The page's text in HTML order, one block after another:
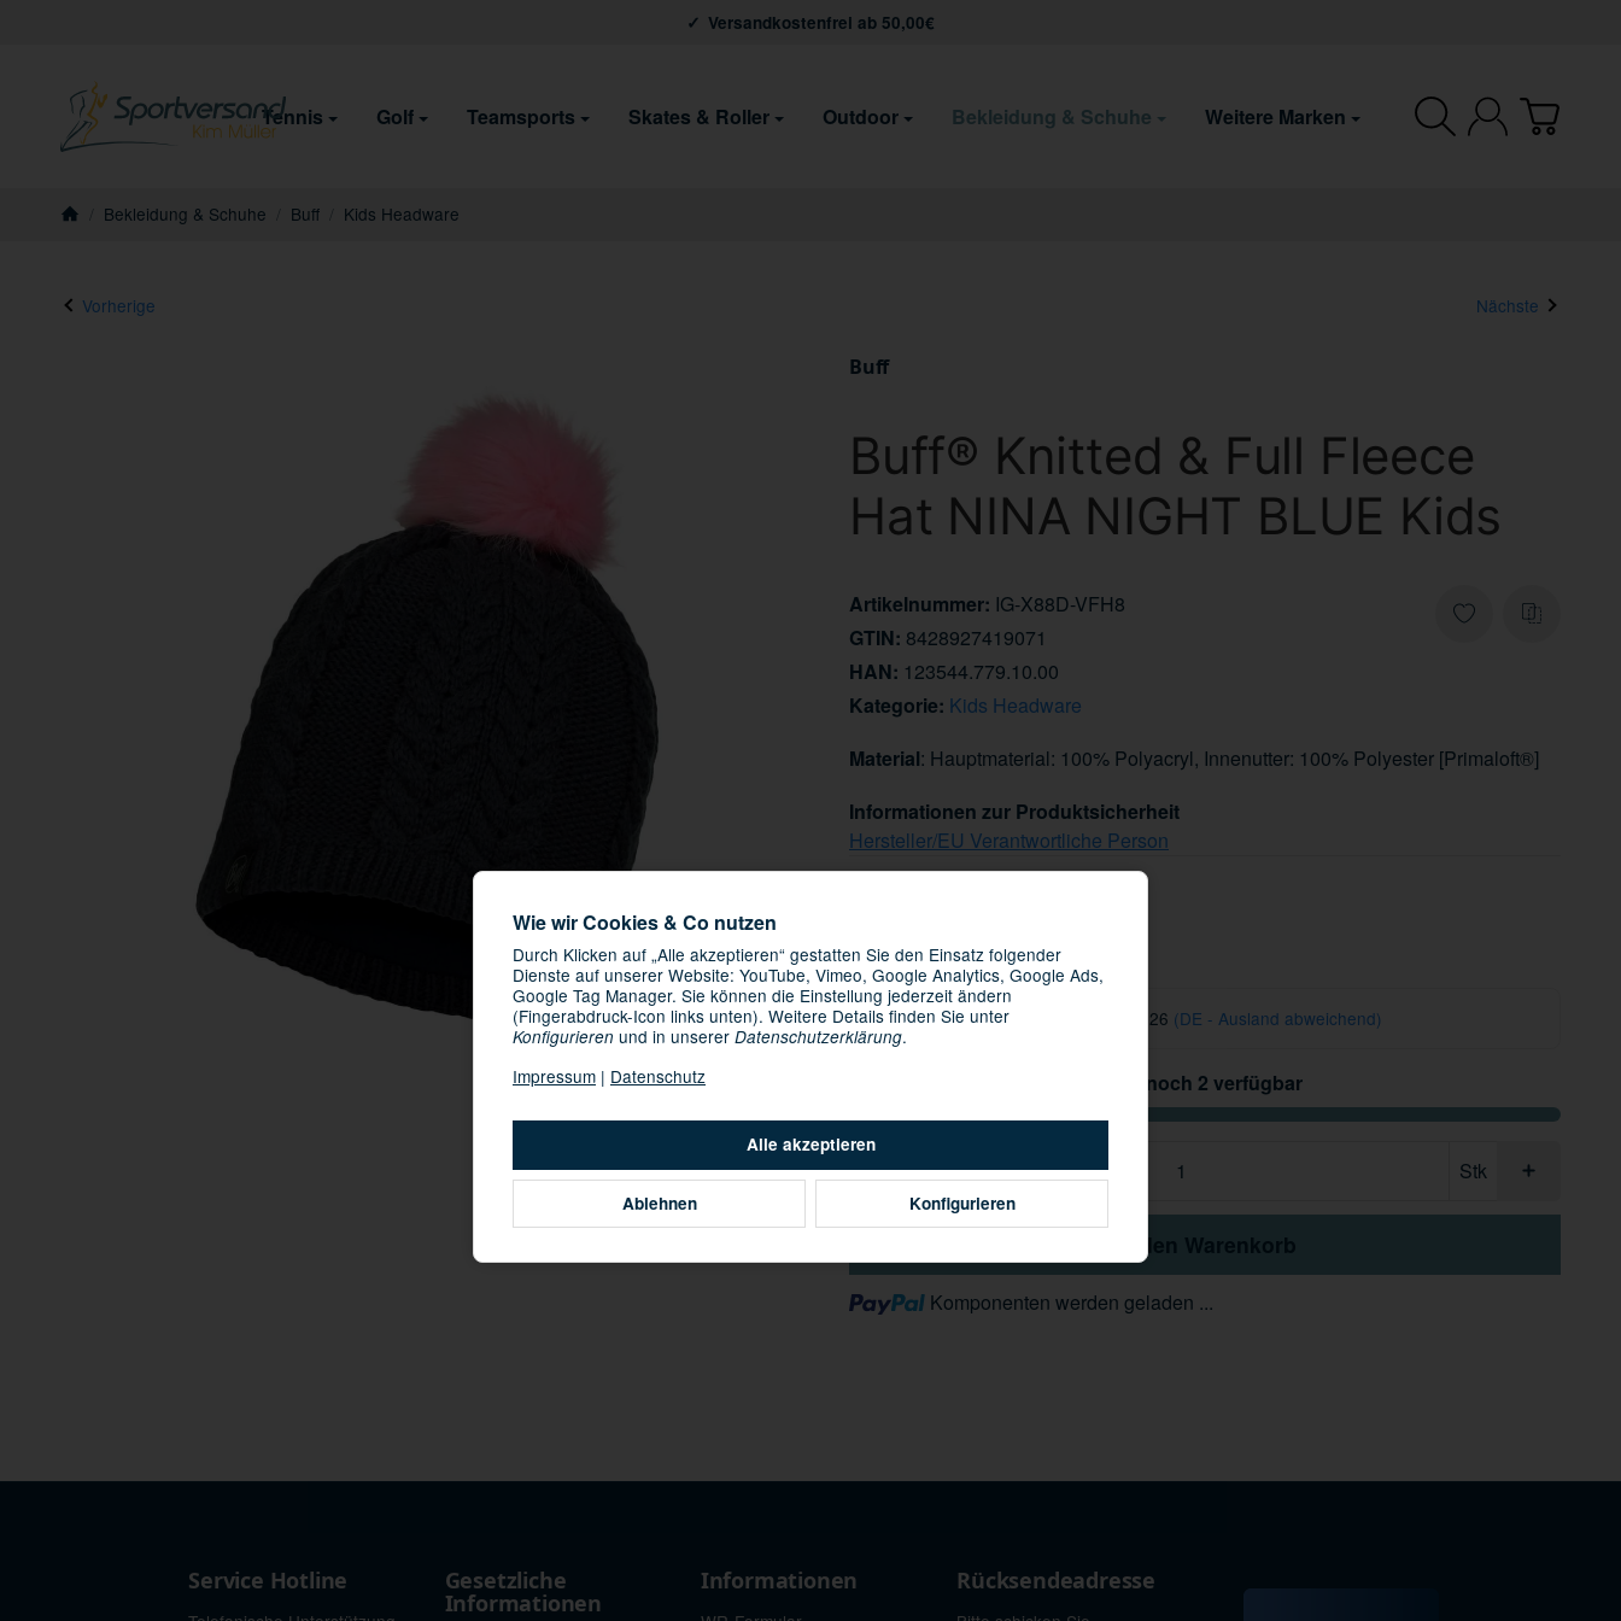
Versandkostenfrei ab 50,00€
Tennis Golf Teamsports Skates & Roller Outdoor Bekleidung & Schuhe Weitere Marken
Bekleidung & Schuhe Buff Kids Headware
Vorherige Nächste
Buff
Buff® Knitted & Full Fleece
Hat NINA NIGHT BLUE Kids
Artikelnummer: IG-X88D-VFH8
GTIN: 8428927419071
HAN: 123544.779.10.00
Kategorie: Kids Headware
Material: Hauptmaterial: 100% Polyacryl, Innenutter: 100% Polyester [Primaloft®]
Informationen zur Produktsicherheit
Hersteller/EU Verantwortliche Person
Knapper Lagerbestand
Lieferdatum:11.08.2026 - 13.08.2026 (DE - Ausland abweichend)
Nur noch 2 verfügbar
Stk
Loading...Komponenten werden geladen ...
Service Hotline Gesetzliche
Informationen
Informationen Rücksendeadresse
Alle akzeptieren
Ablehnen Konfigurieren
Wie wir Cookies & Co nutzen
Durch Klicken auf „Alle akzeptieren“ gestatten Sie den Einsatz folgender
Dienste auf unserer Website: YouTube, Vimeo, Google Analytics, Google Ads,
Google Tag Manager. Sie können die Einstellung jederzeit ändern
(Fingerabdruck-Icon links unten). Weitere Details finden Sie unter
Konfigurieren und in unserer Datenschutzerklärung.
Impressum | Datenschutz